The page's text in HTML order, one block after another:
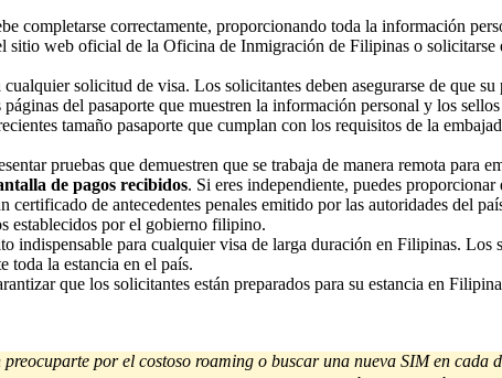
completarse correctamente, proporcionando toda la información
sitio web oficial de la Oficina de Inmigración de Filipinas o
solicitud de visa. Los solicitantes deben asegurarse de que
del pasaporte que muestren la información personal y los
tamaño pasaporte que cumplan con los requisitos de la
pruebas que demuestren que se trabaja de manera remota para
de pagos recibidos. Si eres independiente, puedes
certificado de antecedentes penales emitido por las autoridades del
establecidos por el gobierno filipino.
indispensable para cualquier visa de larga duración en Filipinas. Los
toda la estancia en el país.
que los solicitantes están preparados para su estancia en
por el costoso roaming o buscar una nueva SIM en cada